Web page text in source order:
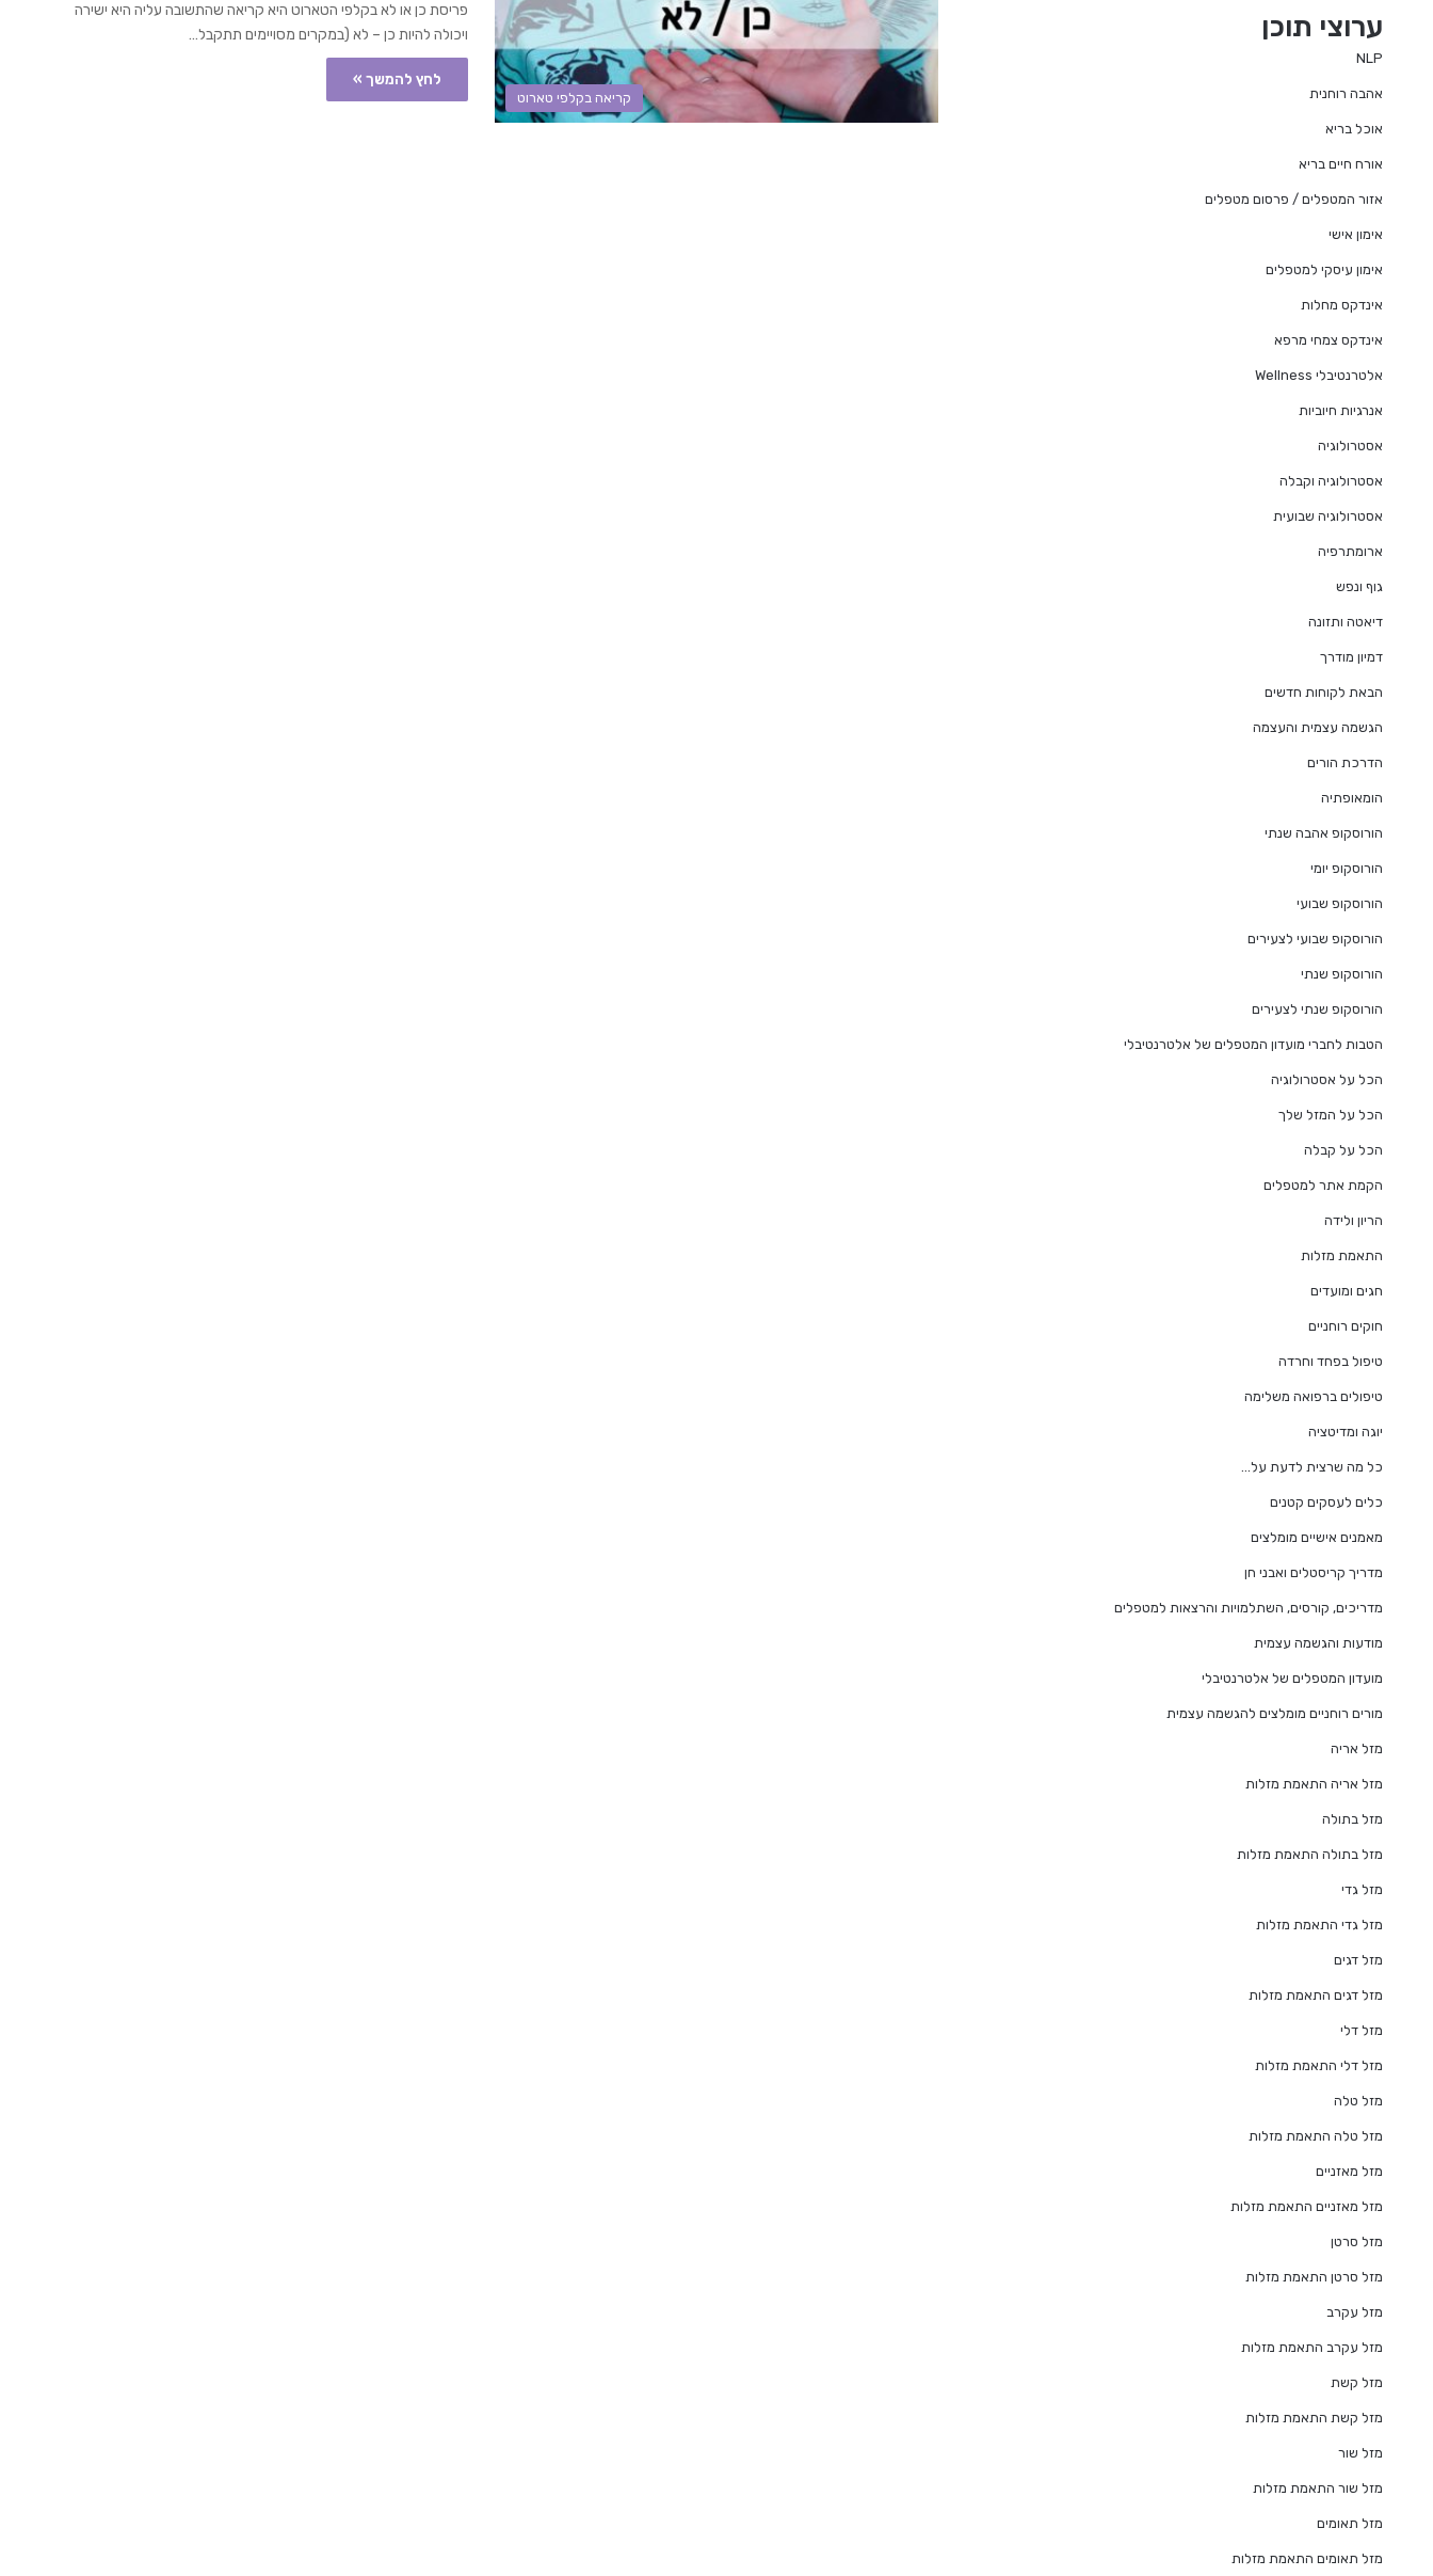
קריאה בקלפי טארוט
פריסת כן או לא בקלפי הטארוט היא קריאה שהתשובה עליה היא ישירה
ויכולה להיות כן – לא (במקרים מסויימים תתקבל…
לחץ להמשך »
ערוצי תוכן
NLP
אהבה רוחנית
אוכל בריא
אורח חיים בריא
אזור המטפלים / פרסום מטפלים
אימון אישי
אימון עיסקי למטפלים
אינדקס מחלות
אינדקס צמחי מרפא
אלטרנטיבלי Wellness
אנרגיות חיוביות
אסטרולוגיה
אסטרולוגיה וקבלה
אסטרולוגיה שבועית
ארומתרפיה
גוף ונפש
דיאטה ותזונה
דמיון מודרך
הבאת לקוחות חדשים
הגשמה עצמית והעצמה
הדרכת הורים
הומאופתיה
הורוסקופ אהבה שנתי
הורוסקופ יומי
הורוסקופ שבועי
הורוסקופ שבועי לצעירים
הורוסקופ שנתי
הורוסקופ שנתי לצעירים
הטבות לחברי מועדון המטפלים של אלטרנטיבלי
הכל על אסטרולוגיה
הכל על המזל שלך
הכל על קבלה
הקמת אתר למטפלים
הריון ולידה
התאמת מזלות
חגים ומועדים
חוקים רוחניים
טיפול בפחד וחרדה
טיפולים ברפואה משלימה
יוגה ומדיטציה
כל מה שרצית לדעת על…
כלים לעסקים קטנים
מאמנים אישיים מומלצים
מדריך קריסטלים ואבני חן
מדריכים, קורסים, השתלמויות והרצאות למטפלים
מודעות והגשמה עצמית
מועדון המטפלים של אלטרנטיבלי
מורים רוחניים מומלצים להגשמה עצמית
מזל אריה
מזל אריה התאמת מזלות
מזל בתולה
מזל בתולה התאמת מזלות
מזל גדי
מזל גדי התאמת מזלות
מזל דגים
מזל דגים התאמת מזלות
מזל דלי
מזל דלי התאמת מזלות
מזל טלה
מזל טלה התאמת מזלות
מזל מאזניים
מזל מאזניים התאמת מזלות
מזל סרטן
מזל סרטן התאמת מזלות
מזל עקרב
מזל עקרב התאמת מזלות
מזל קשת
מזל קשת התאמת מזלות
מזל שור
מזל שור התאמת מזלות
מזל תאומים
מזל תאומים התאמת מזלות